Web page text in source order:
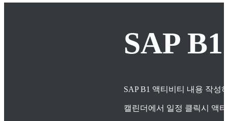
SAP
SAP B1 액티비티 내용 작성
캘린더에서 일정 클릭시 액